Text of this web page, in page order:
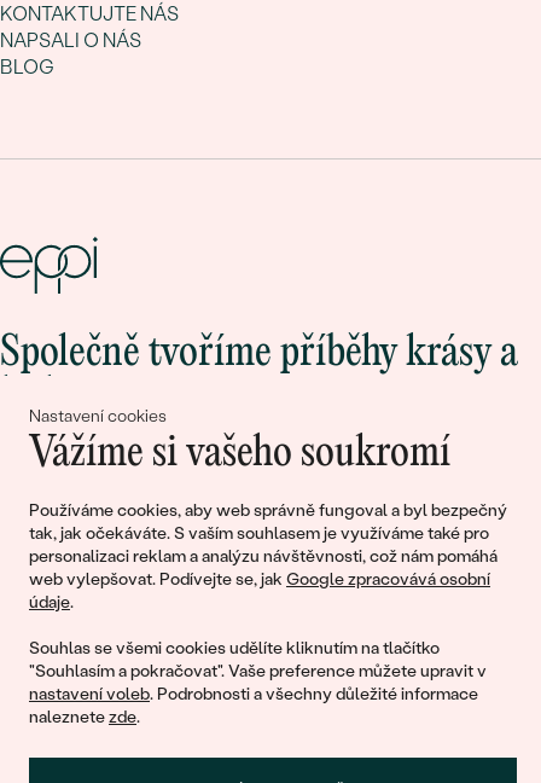
Nastavení cookies
Vážíme si vašeho soukromí
Používáme cookies, aby web správně fungoval a byl bezpečný
tak, jak očekáváte. S vaším souhlasem je využíváme také pro
personalizaci reklam a analýzu návštěvnosti, což nám pomáhá
web vylepšovat. Podívejte se, jak Google zpracovává osobní
údaje.
Souhlas se všemi cookies udělíte kliknutím na tlačítko
"Souhlasím a pokračovat". Vaše preference můžete upravit v
nastavení voleb. Podrobnosti a všechny důležité informace
naleznetezde.
KONTAKTUJTE NÁS
NAPSALI O NÁS
BLOG
Společně tvoříme příběhy krásy a
Připojte se k nám!
© 2011 - 2026, Eppi.cz